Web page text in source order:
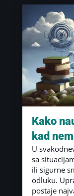
Kako
kad
U
sa
ili sigurne
odluku.
postaje